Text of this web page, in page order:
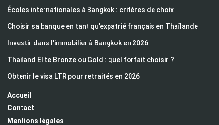
Écoles internationales à Bangkok : critères de choix
Choisir sa banque en tant qu’expatrié français en Thaïlande
Investir dans l’immobilier à Bangkok en 2026
Thailand Elite Bronze ou Gold : quel forfait choisir ?
Obtenir le visa LTR pour retraités en 2026
Accueil
Contact
Mentions légales